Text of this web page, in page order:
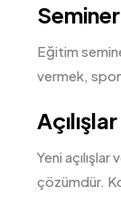
Eğitim
vermek,
Yeni
çözümdür.